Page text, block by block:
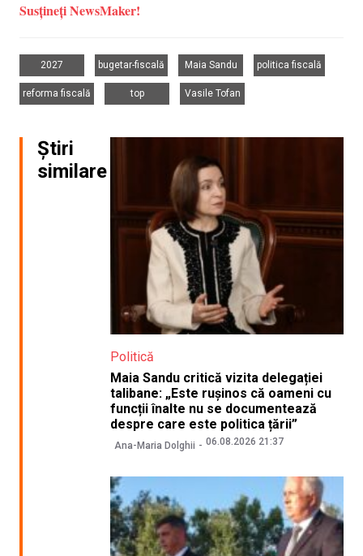
Susțineți NewsMaker!
2027
bugetar-fiscală
Maia Sandu
politica fiscală
reforma fiscală
top
Vasile Tofan
Știri
similare
Politică
Maia Sandu critică vizita delegației
talibane: „Este rușinos că oameni cu
funcții înalte nu se documentează
despre care este politica țării”
Ana-Maria Dolghii 06.08.2026 21:37